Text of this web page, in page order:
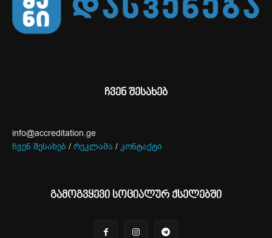
ჩვენ შესახებ
info@accreditation.ge
ჩვენ შესახებ / რეკლამა / კონტაქტი
გამოგვყევი სოციალურ ქსელებში